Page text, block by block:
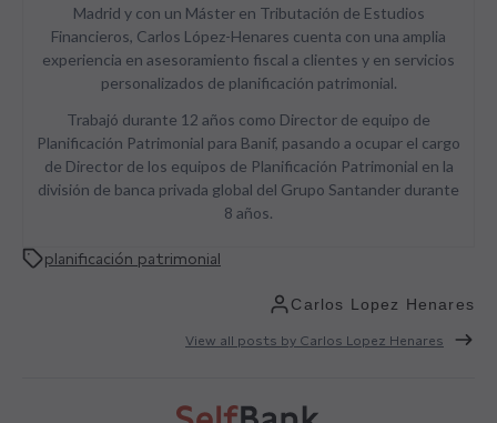
Madrid y con un Máster en Tributación de Estudios
Financieros, Carlos López-Henares cuenta con una amplia
experiencia en asesoramiento fiscal a clientes y en servicios
personalizados de planificación patrimonial.
Trabajó durante 12 años como Director de equipo de
Planificación Patrimonial para Banif, pasando a ocupar el cargo
de Director de los equipos de Planificación Patrimonial en la
división de banca privada global del Grupo Santander durante
8 años.
planificación patrimonial
Carlos Lopez Henares
View all posts by Carlos Lopez Henares